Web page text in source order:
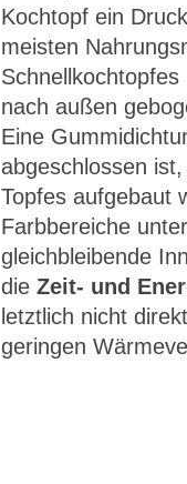
Kochtopf ein
meisten
nach außen
Eine
abgeschlossen
Topfes aufgebaut
Farbbereiche
gleichbleibende
die Zeit- und
letztlich nicht
geringen